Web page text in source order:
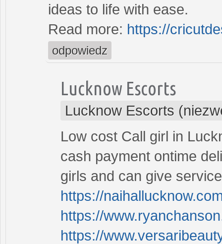
ideas to life with ease.
Read more: https://
odpowiedz
Lucknow Escorts
Lucknow Escorts
Low cost Call girl in
cash payment ontime
girls and can give
https://
https://
https://